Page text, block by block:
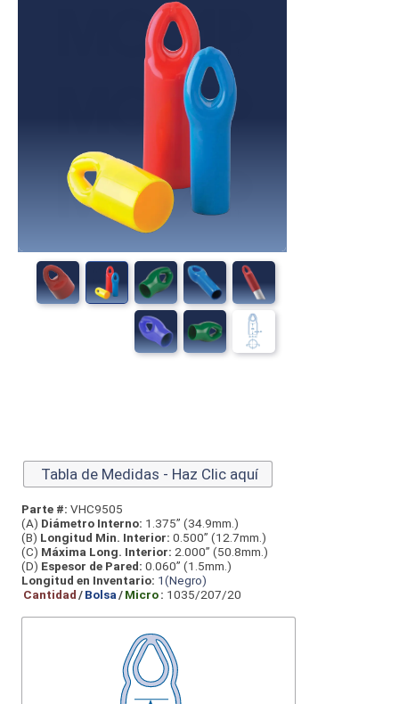
Tabla de Medidas - Haz Clic aquí
Parte #: VHC9505
(A) Diámetro Interno: 1.375” (34.9mm.)
(B) Longitud Min. Interior: 0.500” (12.7mm.)
(C) Máxima Long. Interior: 2.000” (50.8mm.)
(D) Espesor de Pared: 0.060” (1.5mm.)
Longitud en Inventario: 1(Negro)
Cantidad/Bolsa/Micro: 1035/207/20